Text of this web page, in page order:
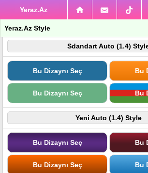
Yeraz.Az
Yeraz.Az Style
Sdandart Auto (1.4)
Bu Dizaynı Seç Bu
Bu Dizaynı Seç Bu
Yeni Auto (1.4) Style
Bu Dizaynı Seç Bu
Bu Dizaynı Seç Bu